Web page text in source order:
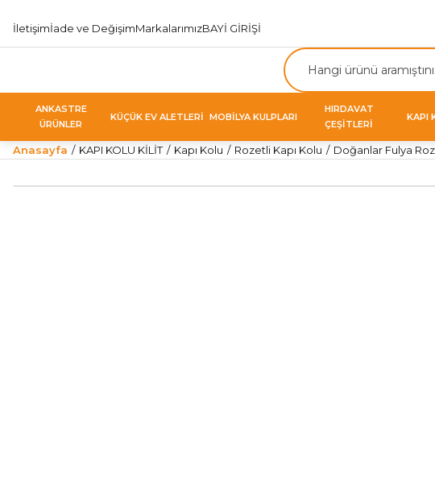
İletişimİade ve DeğişimMarkalarımızBAYİ GİRİŞİ
ANKASTRE
ÜRÜNLER
KÜÇÜK EV ALETLERİ MOBİLYA KULPLARI
HIRDAVAT
ÇEŞİTLERİ
KAPI
Anasayfa KAPI KOLU KİLİT Kapı Kolu Rozetli Kapı Kolu Doğanlar Fulya